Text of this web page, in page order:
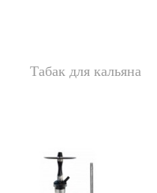
Табак для кальяна